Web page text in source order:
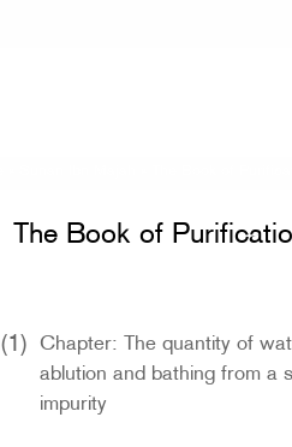
The Book of
(1)
Chapter: The quantity of
ablution and bathing from a
impurity